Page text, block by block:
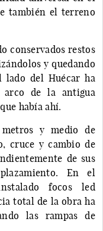
también el terreno
conservados restos
y quedando
lado del Huécar ha
arco de la antigua
había ahí.
y medio de
cruce y cambio de
de sus
En el
focos led
total de la obra ha
las rampas de